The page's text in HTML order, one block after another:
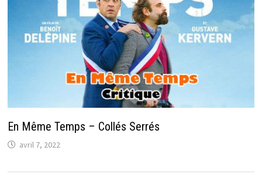
En Même Temps – Collés Serrés
avril 7, 2022